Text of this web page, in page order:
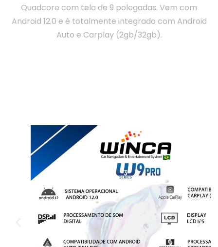
Quadcore com tela de 9 polegadas. Vem com
Android 12.0 e é totalmente integrado com Android
Auto e Carplay (2gb/32gb).